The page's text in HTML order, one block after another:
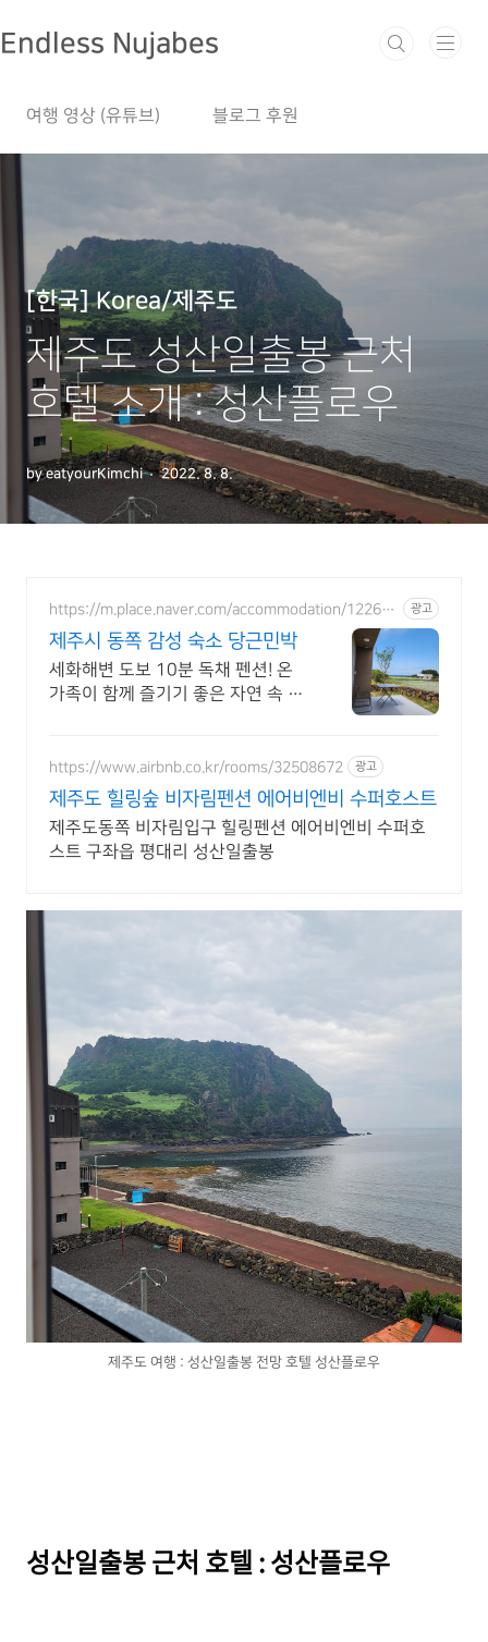
Endless Nujabes
여행 영상 (유튜브) 블로그 후원
[한국] Korea/제주도
제주도 성산일출봉 근처
호텔 소개 : 성산플로우
by eatyourKimchi 2022. 8. 8.
https://m.place.naver.com/accommodation/122674
광고
제주시 동쪽 감성 숙소 당근민박
세화해변 도보 10분 독채 펜션! 온
가족이 함께 즐기기 좋은 자연 속 단
즐기세요
https://www.airbnb.co.kr/rooms/32508672 광고
제주도 힐링숲 비자림펜션 에어비엔비 수퍼호스트
제주도동쪽 비자림입구 힐링펜션 에어비엔비 수퍼호
스트 구좌읍 평대리 성산일출봉
제주도 여행 : 성산일출봉 전망 호텔 성산플로우
성산일출봉 근처 호텔 : 성산플로우